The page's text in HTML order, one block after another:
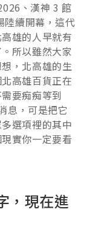
、漢神 3 館
陸續開幕，這代
雄的人早就有
所以雖然大家
，北高雄的生
高雄百貨正在
要痴痴等到
息，可是把它
選項裡的其中
實你一定要看
，現在進